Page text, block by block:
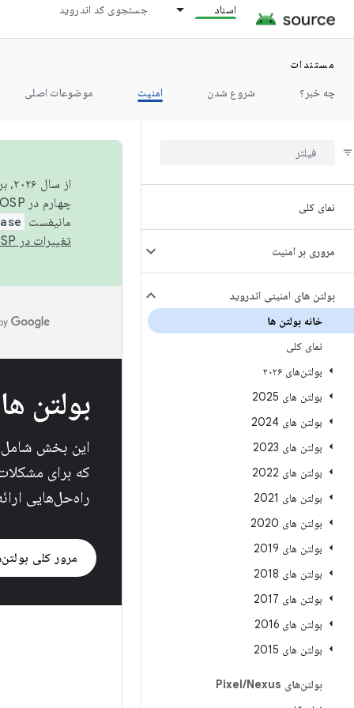
اسناد جستجوی کد اندروید
مستندات
چه خبر؟
شروع شدن امنیت موضوعات اصلی
نمای کلی
مروری بر امنیت
بولتن های امنیتی اندروید
خانه بولتن ها
نمای کلی
بولتن‌های ۲۰۲۶
بولتن های 2025
بولتن های 2024
بولتن های 2023
بولتن های 2022
بولتن های 2021
بولتن های 2020
بولتن های 2019
بولتن های 2018
بولتن های 2017
بولتن های 2016
بولتن های 2015
بولتن‌های Pixel /Nexus
چهارم در AOSP منتشر خواهیم کرد. برای ساخت و مشارکت در AOSP،
مانیفست
تغییرات در AOSP
بولتن
راه‌حل‌هایی
مرور کلی